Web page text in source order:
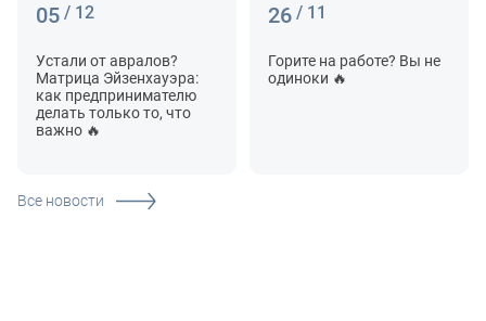
05 / 12
Устали от авралов?
Матрица Эйзенхауэра:
как предпринимателю
делать только то, что
важно 🔥
26 / 11
Горите на работе? Вы не
одиноки 🔥
Все новости